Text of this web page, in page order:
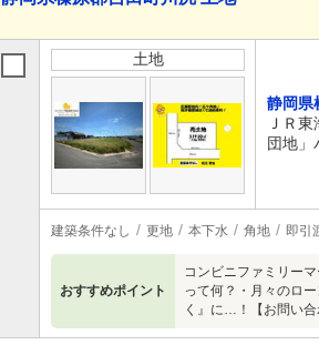
土地
静岡県
ＪＲ
団地」
建築条件なし 更地 本下水 角地 即引
おすすめポイント
コンビニファミリー
って何？・月々のロ
く』に…！【お問い